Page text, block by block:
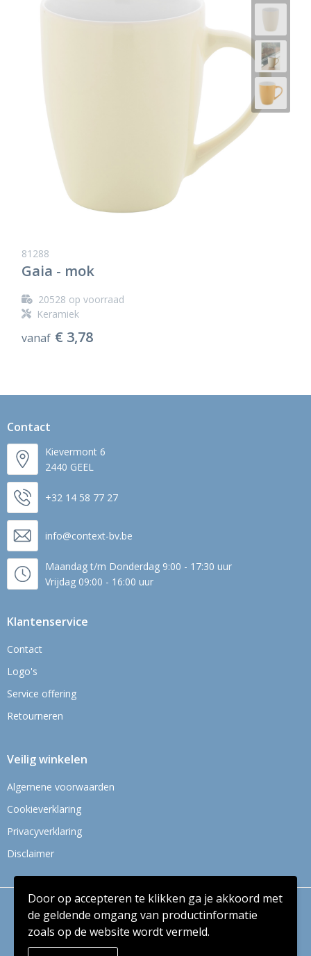
81288
Gaia - mok
20528 op voorraad
Keramiek
vanaf € 3,78
Contact
Kievermont 6
2440 GEEL
+32 14 58 77 27
info@context-bv.be
Maandag t/m Donderdag 9:00 - 17:30 uur
Vrijdag 09:00 - 16:00 uur
Klantenservice
Contact
Logo's
Service offering
Retourneren
Veilig winkelen
Algemene voorwaarden
Cookieverklaring
Privacyverklaring
Disclaimer
© Copyright Context BV 2024
Door op accepteren te klikken ga je akkoord met
de geldende omgang van productinformatie
zoals op de website wordt vermeld.